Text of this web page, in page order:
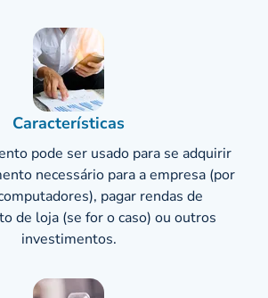
Características
pode ser usado para se adquirir
necessário para a empresa (por
pagar rendas de
de loja (se for o caso) ou outros
investimentos.